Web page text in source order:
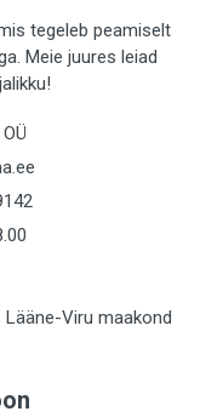
tegeleb peamiselt
Meie juures leiad
Lääne-Viru maakond